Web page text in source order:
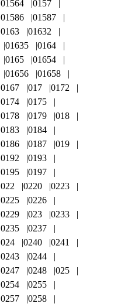
01564
0157
01586
01587
0163
01632
01635
0164
0165
01654
01656
01658
0167 017
0172
0174
0175
0178 0179
018
0183
0184
0186 0187
019
0192
0193
0195
0197
022 0220
0223
0225
0226
0229 023
0233
0235
0237
024 0240
0241
0243
0244
0247 0248
025
0254
0255
0257
0258